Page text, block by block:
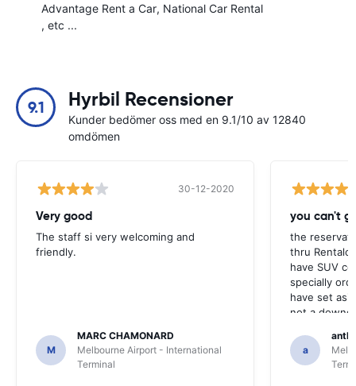
Advantage Rent a Car National Car Rental
, etc ...
9.1 Hyrbil Recensioner
Kunder bedömer oss med en 9.1/10 av 12840
omdömen
30-12-2020
Very good
The staff si very welcoming and
friendly.
M
MARC CHAMONARD
Melbourne Airport - International
Terminal
you can't
the
thru
have SUV
specially
have set
not a
convertible
a